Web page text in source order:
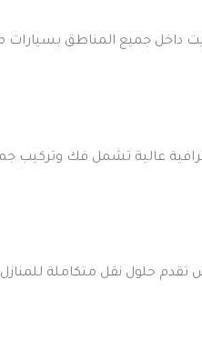
جميع المناطق بسيارات
عالية تشمل فك وتركيب
نقل متكاملة للمنازل